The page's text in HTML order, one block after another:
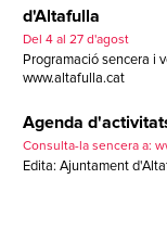
d'Altafulla
Del 4 al 27 d'agost
Programació sencera i
www.altafulla.cat
Agenda
Consulta-la sencera a:
Edita: Ajuntament